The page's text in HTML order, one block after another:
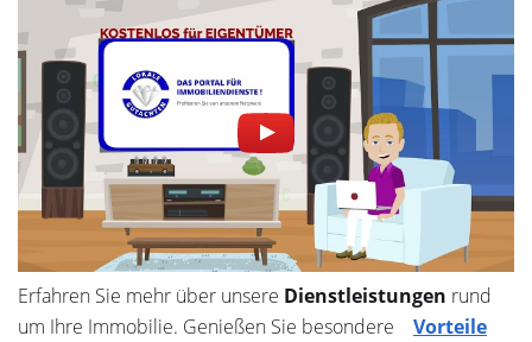
Erfahren Sie mehr über unsere Dienstleistungen rund
um Ihre Immobilie. Genießen Sie besondere
Vorteile